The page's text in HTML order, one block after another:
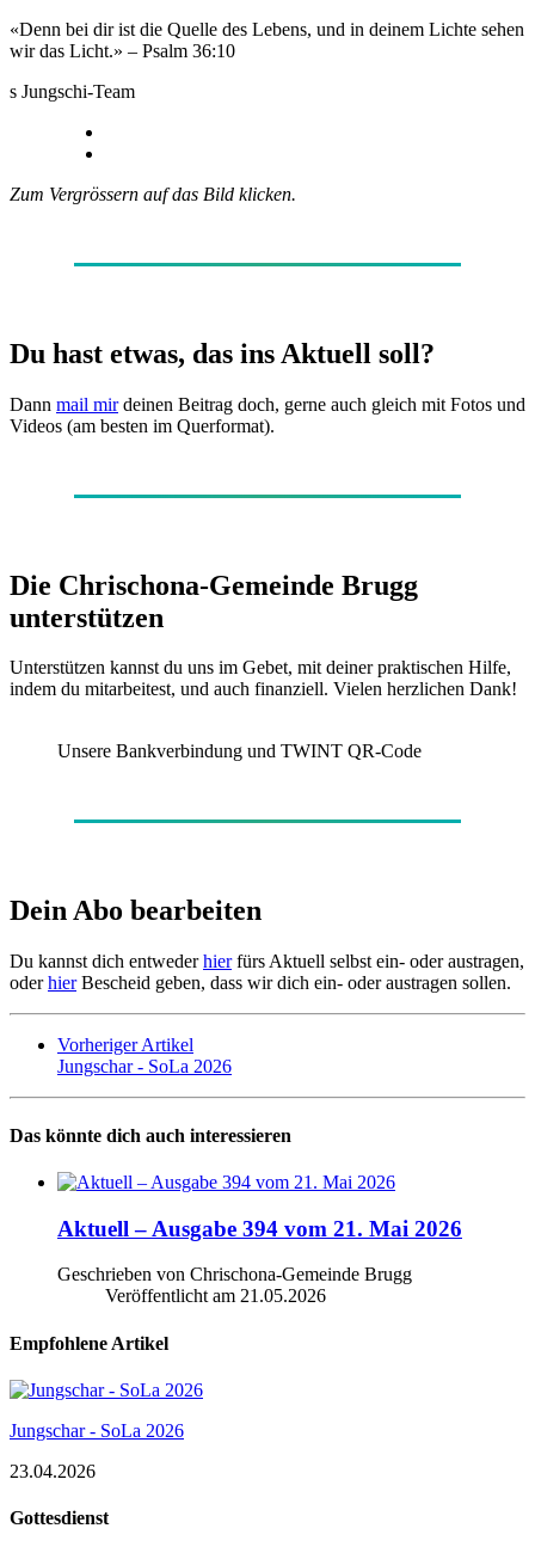
«Denn bei dir ist die Quelle des Lebens, und in deinem Lichte sehen
wir das Licht.» – Psalm 36:10
s Jungschi-Team
Zum Vergrössern auf das Bild klicken.
Du hast etwas, das ins Aktuell soll?
Dann mail mirdeinen Beitrag doch, gerne auch gleich mit Fotos und
Videos (am besten im Querformat).
Die Chrischona-Gemeinde Brugg
unterstützen
Unterstützen kannst du uns im Gebet, mit deiner praktischen Hilfe,
indem du mitarbeitest, und auch finanziell. Vielen herzlichen Dank!
Unsere Bankverbindung und TWINT QR-Code
Dein Abo bearbeiten
Du kannst dich entwederhierfürs Aktuell selbst ein- oder austragen,
oderhierBescheid geben, dass wir dich ein- oder austragen sollen.
Vorheriger Artikel
Jungschar - SoLa 2026
Das könnte dich auch interessieren
Aktuell – Ausgabe 394 vom 21. Mai 2026
Geschrieben von Chrischona-Gemeinde Brugg
Veröffentlicht am 21.05.2026
Empfohlene Artikel
Jungschar - SoLa 2026
23.04.2026
Gottesdienst